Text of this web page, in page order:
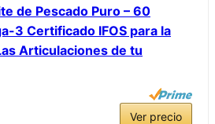
de Pescado Puro – 60
3 Certificado IFOS para la
Articulaciones de tu
Ver precio